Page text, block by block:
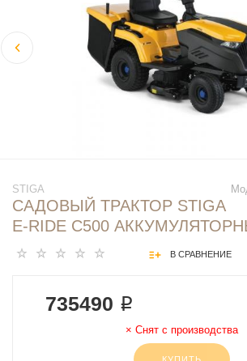
STIGA
САДОВЫЙ ТРАКТОР STIGA
E-RIDE C500
В СРАВНЕНИЕ
735490 ₽
Снят с производства